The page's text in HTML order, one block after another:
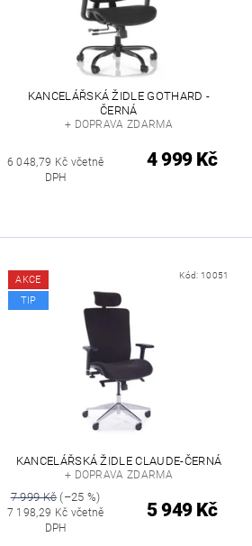
KANCELÁŘSKÁ ŽIDLE GOTHARD -
ČERNÁ
+ DOPRAVA ZDARMA
6 048,79 Kč včetně
DPH
4 999 Kč
AKCE
TIP
Kód: 10051
KANCELÁŘSKÁ ŽIDLE CLAUDE-ČERNÁ
+ DOPRAVA ZDARMA
7 999 Kč(–25 %)
7 198,29 Kč včetně
DPH
5 949 Kč